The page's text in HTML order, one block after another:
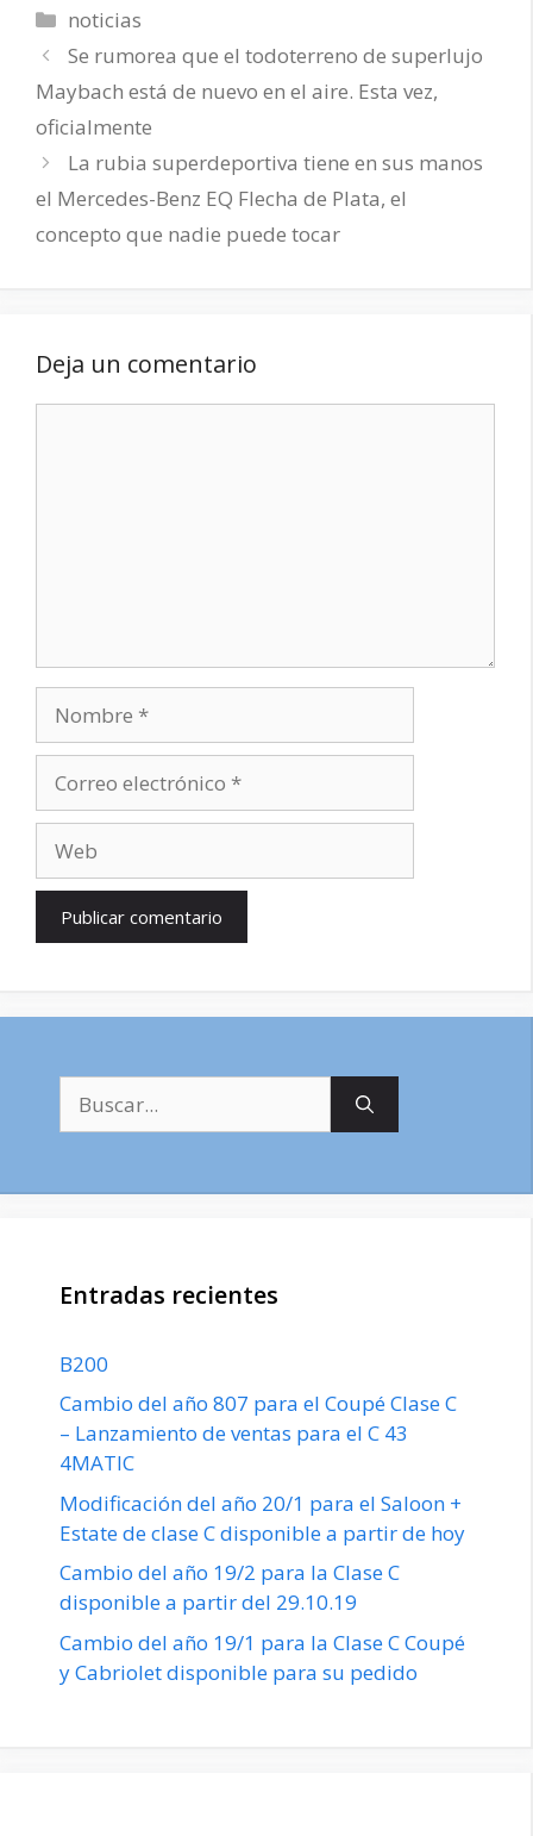
Categorías
noticias
Se rumorea que el todoterreno de superlujo
Maybach está de nuevo en el aire. Esta vez,
oficialmente
La rubia superdeportiva tiene en sus manos
el Mercedes-Benz EQ Flecha de Plata, el
concepto que nadie puede tocar
Deja un comentario
electrónico
Entradas recientes
B200
Cambio del año 807 para el Coupé Clase C
– Lanzamiento de ventas para el C 43
4MATIC
Modificación del año 20/1 para el Saloon +
Estate de clase C disponible a partir de hoy
Cambio del año 19/2 para la Clase C
disponible a partir del 29.10.19
Cambio del año 19/1 para la Clase C Coupé
y Cabriolet disponible para su pedido